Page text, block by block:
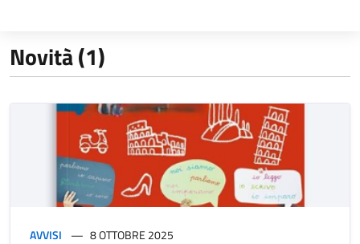
Novità (1)
AVVISI 8 OTTOBRE 2025